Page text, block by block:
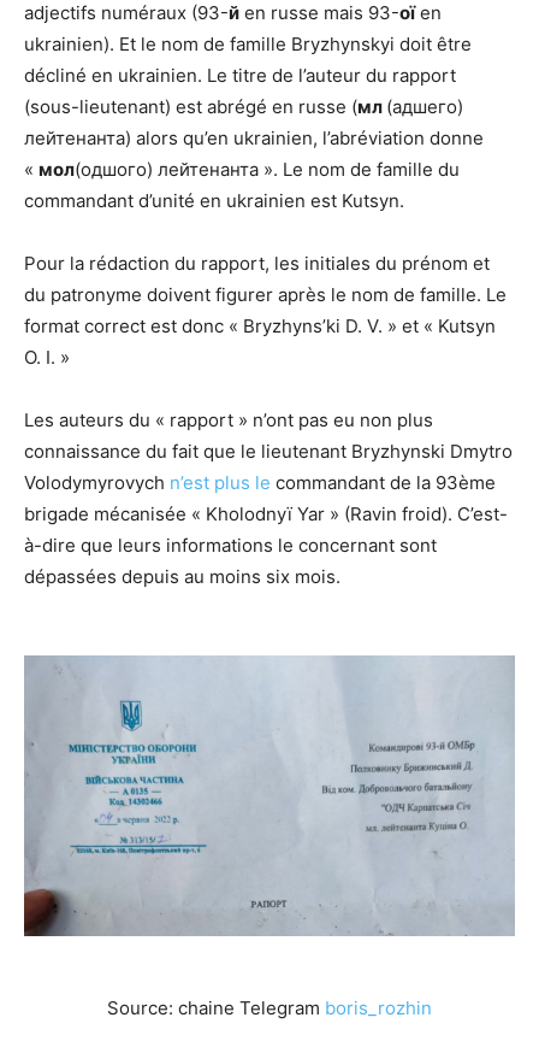
adjectifs numéraux (93-й en russe mais 93-оïen
ukrainien). Et le nom de famille Bryzhynskyi doit être
décliné en ukrainien. Le titre de l’auteur du rapport
(sous-lieutenant) est abrégé en russe (мл (адшего)
лейтенанта) alors qu’en ukrainien, l’abréviation donne
« мол(одшого) лейтенанта ». Le nom de famille du
commandant d’unité en ukrainien est Kutsyn.
Pour la rédaction du rapport, les initiales du prénom et
du patronyme doivent figurer après le nom de famille. Le
format correct est donc « Bryzhyns’ki D. V. » et « Kutsyn
O. I. »
Les auteurs du « rapport » n’ont pas eu non plus
connaissance du fait que le lieutenant Bryzhynski Dmytro
Volodymyrovych n’est plus le commandant de la 93ème
brigade mécanisée « Kholodnyï Yar » (Ravin froid). C’est-
à-dire que leurs informations le concernant sont
dépassées depuis au moins six mois.
Source: chaine Telegram boris_rozhin